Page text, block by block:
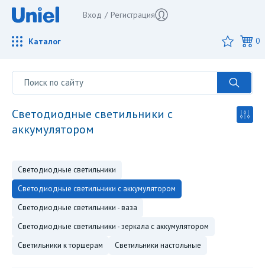
Вход / Регистрация
Каталог 0
светодиодные светильники с
аккумулятором
светодиодные светильники
светодиодные светильники с аккумулятором
светодиодные светильники - ваза
светодиодные светильники - зеркала с аккумулятором
светильники к торшерам
светильники настольные